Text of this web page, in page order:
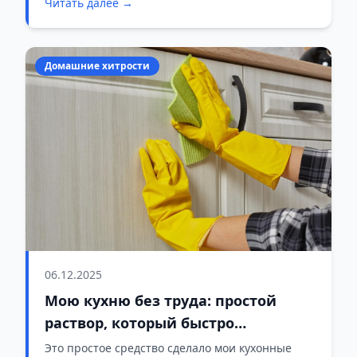
который мы сами себе устраиваем. И главный
что сказать.
Домашние хитрости
06.12.2025
Мою кухню без труда: простой
раствор, который быстро
растворяет жир без соды
Это простое средство сделало мои кухонные